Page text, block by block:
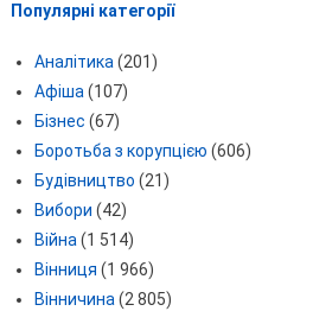
Популярні категорії
Аналітика(201)
Афіша(107)
Бізнес (67)
Боротьба з корупцією (606)
Будівництво (21)
Вибори (42)
Війна(1 514)
Вінниця (1 966)
Вінничина(2 805)